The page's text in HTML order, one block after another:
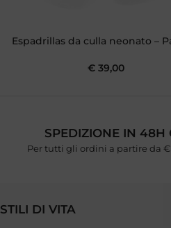
Espadrillas da culla neonato –
€ 39,00
SPEDIZIONE IN 48H
Per tutti gli ordini a partire da
STILI DI VITA